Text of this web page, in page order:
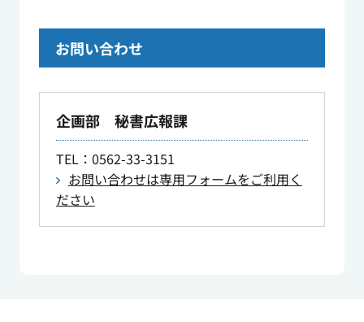
お問い合わせ
企画部 秘書広報課
TEL：0562-33-3151
お問い合わせは専用フォームをご利用く
ださい